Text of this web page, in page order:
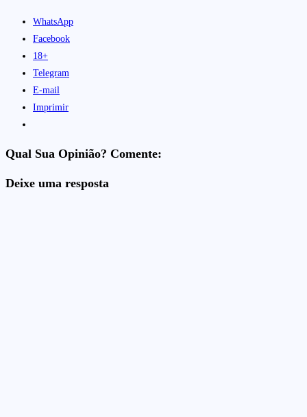
WhatsApp
Facebook
18+
Telegram
E-mail
Imprimir
Qual Sua Opinião? Comente:
Deixe uma resposta